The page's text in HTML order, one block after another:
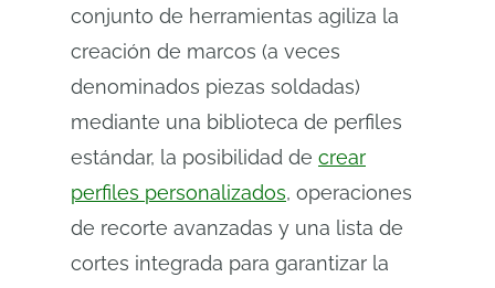
conjunto de herramientas agiliza la
creación de marcos (a veces
denominados piezas soldadas)
mediante una biblioteca de perfiles
estándar, la posibilidad de crear
perfiles personalizados, operaciones
de recorte avanzadas y una lista de
cortes integrada para garantizar la